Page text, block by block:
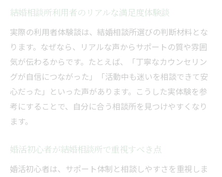
結婚相談所利用者のリアルな満足度体験談
実際の利用者体験談は、結婚相談所選びの判断材料とな
ります。なぜなら、リアルな声からサポートの質や雰囲
気が伝わるからです。たとえば、「丁寧なカウンセリン
グが自信につながった」「活動中も迷いを相談できて安
心だった」といった声があります。こうした実体験を参
考にすることで、自分に合う相談所を見つけやすくなり
ます。
婚活初心者が結婚相談所で重視すべき点
婚活初心者は、サポート体制と相談しやすさを重視しま